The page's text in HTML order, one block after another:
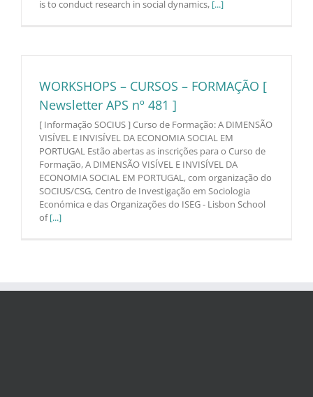
is to conduct research in social dynamics, [...]
WORKSHOPS – CURSOS – FORMAÇÃO [
Newsletter APS nº 481 ]
[ Informação SOCIUS ] Curso de Formação: A DIMENSÃO
VISÍVEL E INVISÍVEL DA ECONOMIA SOCIAL EM
PORTUGAL Estão abertas as inscrições para o Curso de
Formação, A DIMENSÃO VISÍVEL E INVISÍVEL DA
ECONOMIA SOCIAL EM PORTUGAL, com organização do
SOCIUS/CSG, Centro de Investigação em Sociologia
Económica e das Organizações do ISEG - Lisbon School
of[...]